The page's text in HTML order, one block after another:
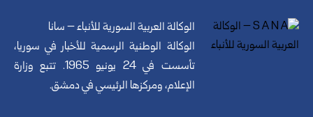
الوكالة العربية السورية للأنباء – سانا
الوكالة الوطنية الرسمية للأخبار في سوريا،
تأسست في 24 يونيو 1965. تتبع وزارة
الإعلام، ومركزها الرئيسي في دمشق.